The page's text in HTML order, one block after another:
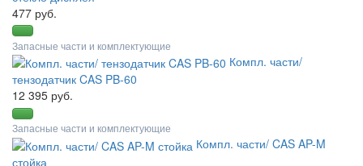
477 руб.
Запасные части и комплектующие
Компл. части/
тензодатчик CAS PB-60
12 395 руб.
Запасные части и комплектующие
Компл. части/ CAS AP-M
стойка